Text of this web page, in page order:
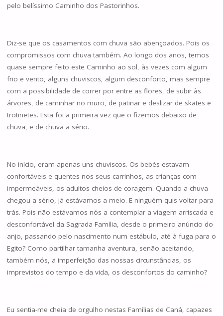
pelo belíssimo Caminho dos Pastorinhos.
Diz-se que os casamentos com chuva são abençoados. Pois os
compromissos com chuva também. Ao longo dos anos, temos
quase sempre feito este Caminho ao sol, às vezes com algum
frio e vento, alguns chuviscos, algum desconforto, mas sempre
com a possibilidade de correr por entre as flores, de subir às
árvores, de caminhar no muro, de patinar e deslizar de skates e
trotinetes. Esta foi a primeira vez que o fizemos debaixo de
chuva, e de chuva a sério.
No início, eram apenas uns chuviscos. Os bebés estavam
confortáveis e quentes nos seus carrinhos, as crianças com
impermeáveis, os adultos cheios de coragem. Quando a chuva
chegou a sério, já estávamos a meio. E ninguém quis voltar para
trás. Pois não estávamos nós a contemplar a viagem arriscada e
desconfortável da Sagrada Família, desde o primeiro anúncio do
anjo, passando pelo nascimento num estábulo, até à fuga para o
Egito? Como partilhar tamanha aventura, senão aceitando,
também nós, a imperfeição das nossas circunstâncias, os
imprevistos do tempo e da vida, os desconfortos do caminho?
Eu sentia-me cheia de orgulho nestas Famílias de Caná, capazes